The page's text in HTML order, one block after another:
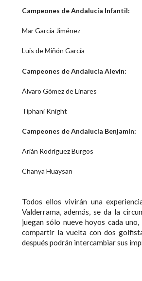
Campeones de Andalucía Infantil:
Mar García Jiménez
Luis de Miñón García
Campeones de Andalucía Alevín:
Álvaro Gómez de Linares
Tiphani Knight
Campeones de Andalucía Benjamín:
Arián Rodríguez Burgos
Chanya Huaysan
Todos ellos vivirán una
Valderrama, además, se da la
juegan sólo nueve hoyos cada
compartir la vuelta con dos
después podrán intercambiar sus